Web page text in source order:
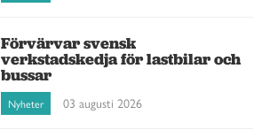
Förvärvar svensk
verkstadskedja för lastbilar och
bussar
Nyheter 03 augusti 2026